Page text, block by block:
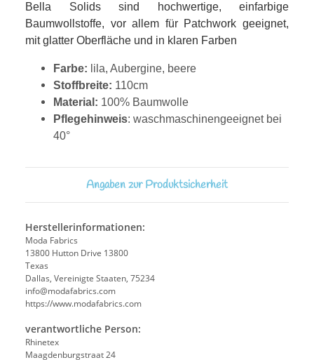
Bella Solids sind hochwertige, einfarbige
Baumwollstoffe, vor allem für Patchwork geeignet,
mit glatter Oberfläche und in klaren Farben
Farbe: lila, Aubergine, beere
Stoffbreite: 110cm
Material: 100% Baumwolle
Pflegehinweis: waschmaschinengeeignet bei
40°
Angaben zur Produktsicherheit
Herstellerinformationen:
Moda Fabrics
13800 Hutton Drive 13800
Texas
Dallas, Vereinigte Staaten, 75234
info@modafabrics.com
https://www.modafabrics.com
verantwortliche Person:
Rhinetex
Maagdenburgstraat 24